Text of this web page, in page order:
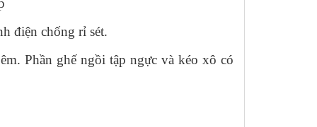
điện chống rỉ sét.
Phần ghế ngồi tập ngực và kéo xô có